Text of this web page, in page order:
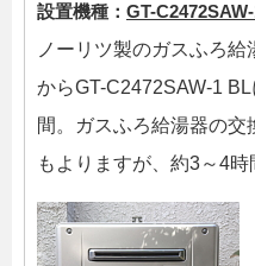
設置機種： GT-
ノーリツ製のガスふろ給
からGT-C2472SAW-1
間。ガスふろ給湯器の交
もよりますが、約3～4時